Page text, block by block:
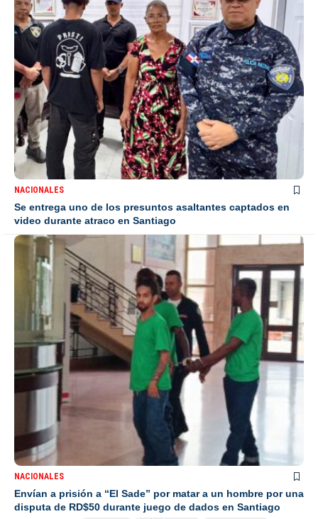
NACIONALES
Se entrega uno de los presuntos asaltantes captados en
video durante atraco en Santiago
NACIONALES
Envían a prisión a “El Sade” por matar a un hombre por una
disputa de RD$50 durante juego de dados en Santiago